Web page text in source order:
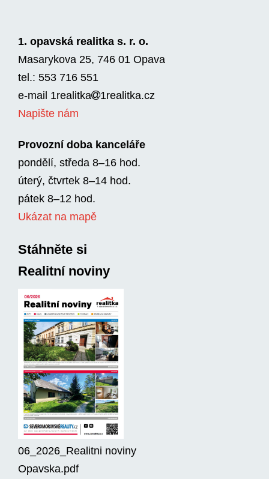
1. opavská realitka s. r. o.
Masarykova 25, 746 01 Opava
tel.: 553 716 551
e-mail 1realitka
1rea­litka.cz
Napište nám
Provozní doba kanceláře
pondělí, středa 8–16 hod.
úterý, čtvrtek 8–14 hod.
pátek 8–12 hod.
Ukázat na mapě
Stáhněte si
Realitní noviny
06_2026_Realitni noviny
Opavska.pdf